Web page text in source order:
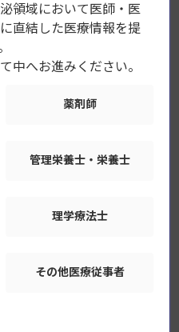
ン2025」 ―心・腎・代謝
診療のピットフォール ―
領域において医師・医
直結した医療情報を提
中へお進みください。
薬剤師
管理栄養士・栄養士
理学療法士
その他医療従事者